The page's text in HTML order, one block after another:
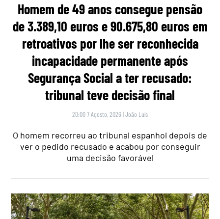
Homem de 49 anos consegue pensão
de 3.389,10 euros e 90.675,80 euros em
retroativos por lhe ser reconhecida
incapacidade permanente após
Segurança Social a ter recusado:
tribunal teve decisão final
20:00 7 Agosto, 2026 |João Luís
O homem recorreu ao tribunal espanhol depois de
ver o pedido recusado e acabou por conseguir
uma decisão favorável